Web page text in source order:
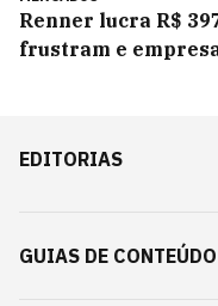
Renner lucra R$
frustram e
EDITORIAS
GUIAS DE CONTEÚDO